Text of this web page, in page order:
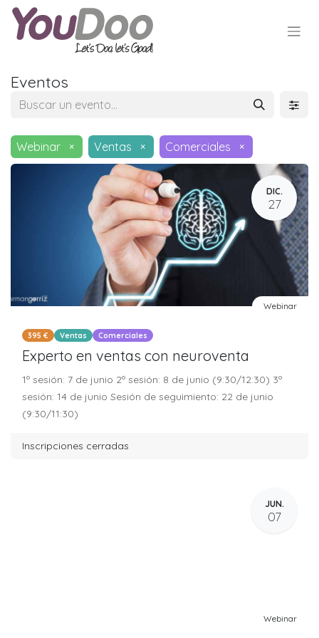
Eventos
Webinar × Ventas × Comerciales ×
DIC.
27
Webinar
395 € Ventas Comerciales
Experto en ventas con neuroventa
1º sesión: 7 de junio 2º sesión: 8 de junio (9:30/12:30) 3º
sesión: 14 de junio Sesión de seguimiento: 22 de junio
(9:30/11:30)
Inscripciones cerradas
JUN.
07
Webinar